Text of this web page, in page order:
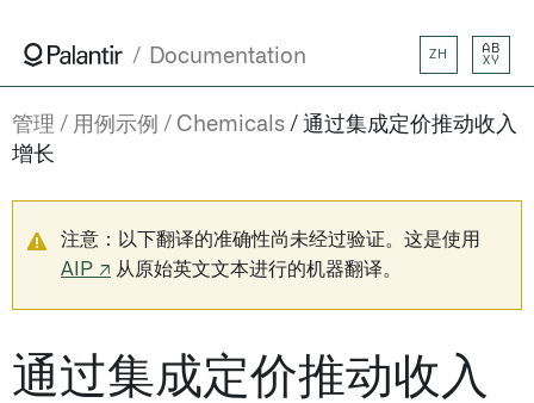
Documentation ZH
AB
XY
管理 用例示例 Chemicals
通过集成定价推动收入
增长
注意：以下翻译的准确性尚未经过验证。这是使用
AIP ↗ 从原始英文文本进行的机器翻译。
通过集成定价推动收入